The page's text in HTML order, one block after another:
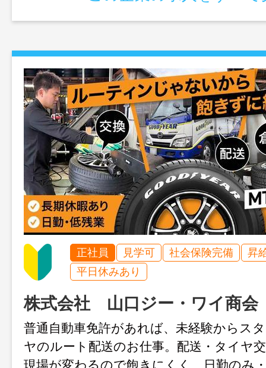
正社員 見学可 社会保険完備
昇
平日休みあり
株式会社 山口ジー・ワイ商会
普通自動車免許があれば、未経験からス
ヤのルート配送のお仕事。配送・タイヤ
現場が変わるので飽きにくく、日勤のみ